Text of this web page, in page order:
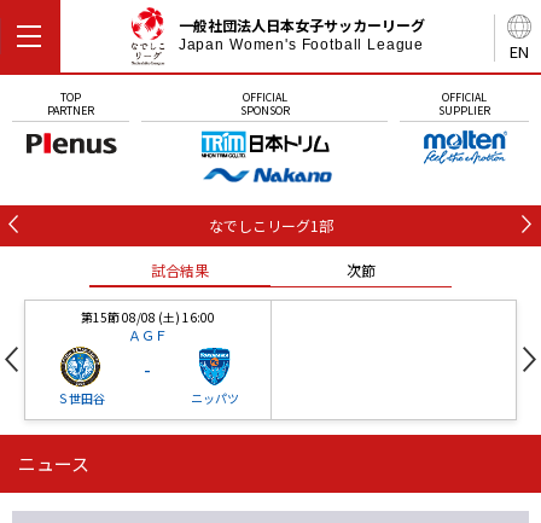
EN
一般社団法人日本女子サッカーリーグ
Japan Women's Football League
TOP
PARTNER
OFFICIAL
SPONSOR
OFFICIAL
SUPPLIER
なでしこリーグ1部
試合結果 次節
第15節 08/08 (土) 16:00
ＡＧＦ
Ｓ世田谷
-
ニッパツ
第16節 09/05 (土) 15:00
ニッパツ 石人の星
ニュース